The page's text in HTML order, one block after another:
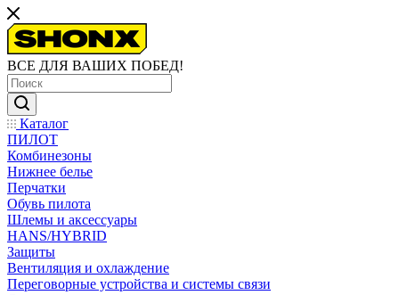
ВСЕ ДЛЯ ВАШИХ ПОБЕД!
Каталог
ПИЛОТ
Комбинезоны
Нижнее белье
Перчатки
Обувь пилота
Шлемы и аксессуары
HANS/HYBRID
Защиты
Вентиляция и охлаждение
Переговорные устройства и системы связи